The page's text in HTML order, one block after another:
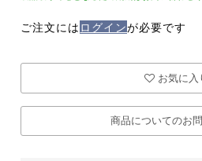
ご注文には ログインが必要です
お気に入
商品についてのお